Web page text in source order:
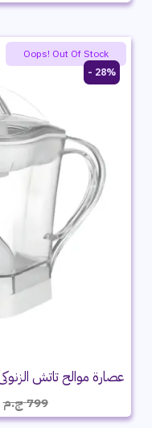
28% -
عصارة موالح تاتش الزنوكى، 1.2 لتر، 50 وات، ابيض –
799ج.م
Oops! Out Of Stock